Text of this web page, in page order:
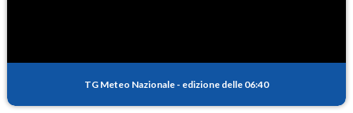
TG Meteo Nazionale - edizione delle 06:40